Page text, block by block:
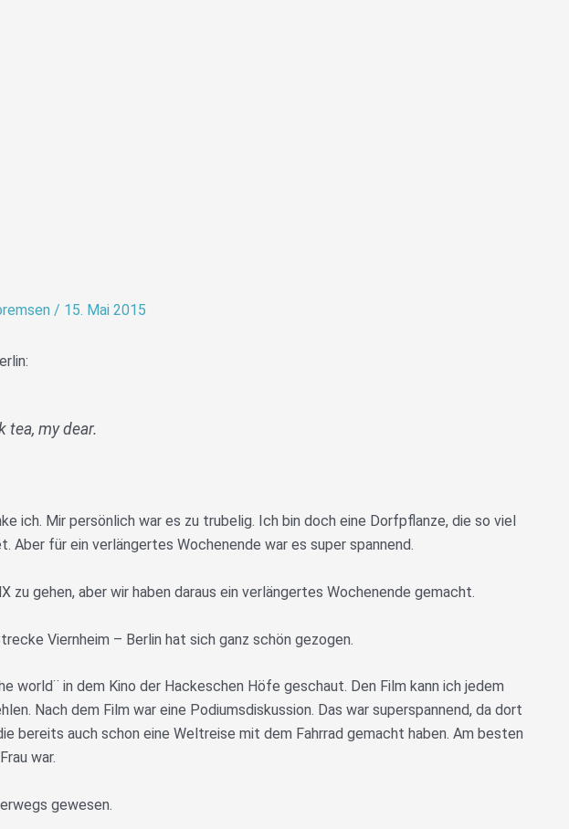
/ 15. Mai 2015
tea, my dear.
ich. Mir persönlich war es zu trubelig. Ich bin doch eine Dorfpflanze, die so viel
Aber für ein verlängertes Wochenende war es super spannend.
zu gehen, aber wir haben daraus ein verlängertes Wochenende gemacht.
Viernheim – Berlin hat sich ganz schön gezogen.
world¨ in dem Kino der Hackeschen Höfe geschaut. Den Film kann ich jedem
Nach dem Film war eine Podiumsdiskussion. Das war superspannend, da dort
bereits auch schon eine Weltreise mit dem Fahrrad gemacht haben. Am besten
war.
gewesen.